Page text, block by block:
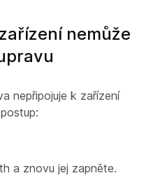
zařízení nemůže
nepřipojuje k zařízení
a znovu jej zapněte.